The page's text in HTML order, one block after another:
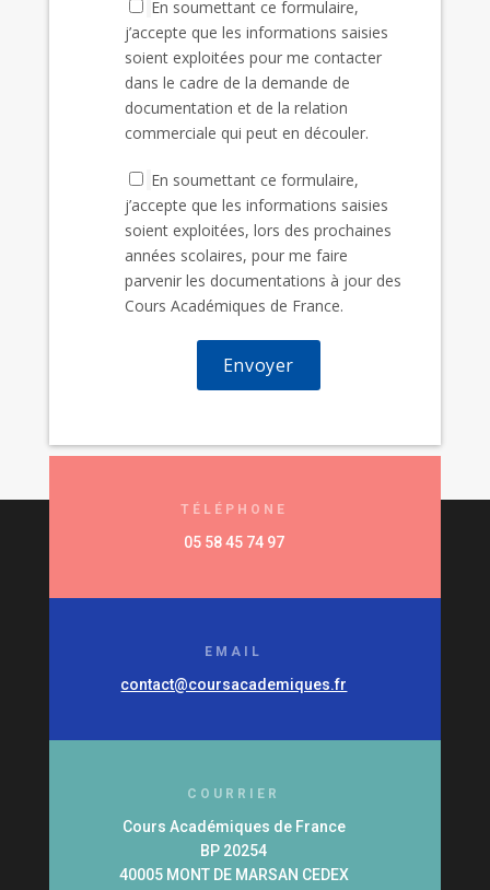
En soumettant ce formulaire,
j’accepte que les informations saisies
soient exploitées pour me contacter
dans le cadre de la demande de
documentation et de la relation
commerciale qui peut en découler.
En soumettant ce formulaire,
j’accepte que les informations saisies
soient exploitées, lors des prochaines
années scolaires, pour me faire
parvenir les documentations à jour des
Cours Académiques de France.
TÉLÉPHONE
05 58 45 74 97
EMAIL
contact@coursacademiques.fr
COURRIER
Cours Académiques de France
BP 20254
40005 MONT DE MARSAN CEDEX